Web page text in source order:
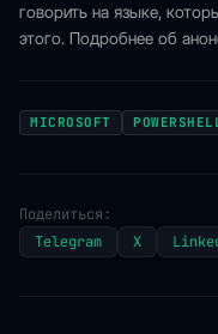
говорить на языке,
этого. Подробнее об
MICROSOFT
Поделиться:
Telegram
X